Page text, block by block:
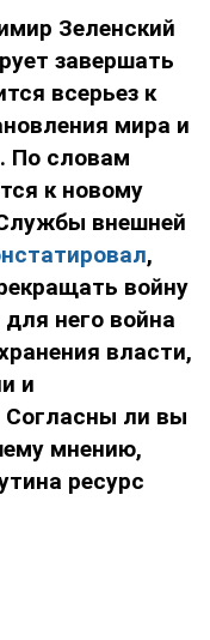
Зеленский
завершать
всерьез к
мира и
По словам
к новому
внешней
,
войну
него война
власти,
и
Согласны ли вы
мнению,
ресурс